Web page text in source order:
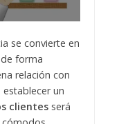
se convierte en
forma
relación con
un
clientesserá